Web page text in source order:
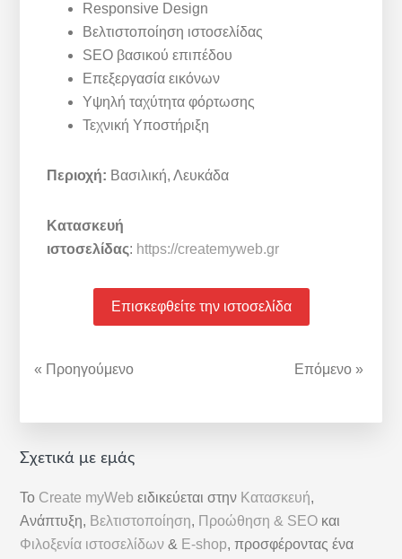
Responsive Design
Βελτιστοποίηση ιστοσελίδας
SEO βασικού επιπέδου
Επεξεργασία εικόνων
Υψηλή ταχύτητα φόρτωσης
Τεχνική Υποστήριξη
Περιοχή: Βασιλική, Λευκάδα
Κατασκευή
ιστοσελίδας: https://createmyweb.gr
Επισκεφθείτε την ιστοσελίδα
« Προηγούμενο Επόμενο »
Αρχική
Στήλη
Σχετικά με εμάς
Το Create myWeb ειδικεύεται στην Κατασκευή,
Ανάπτυξη, Βελτιστοποίηση, Προώθηση & SEO και
Φιλοξενία ιστοσελίδων & E-shop, προσφέροντας ένα